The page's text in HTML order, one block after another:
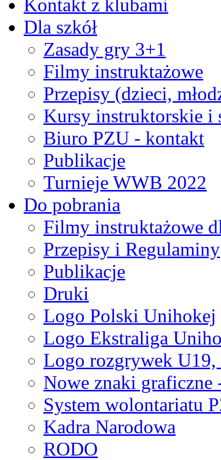
Kontakt z klubami
Dla szkół
Zasady gry 3+1
Filmy instruktażowe
Przepisy (dzieci,
Kursy instruktorskie i
Biuro PZU - kontakt
Publikacje
Turnieje WWB 2022
Do pobrania
Filmy instruktażowe
Przepisy i Regulaminy
Publikacje
Druki
Logo Polski Unihokej
Logo Ekstraliga
Logo rozgrywek
Nowe znaki graficzne
System wolontariatu
Kadra Narodowa
RODO